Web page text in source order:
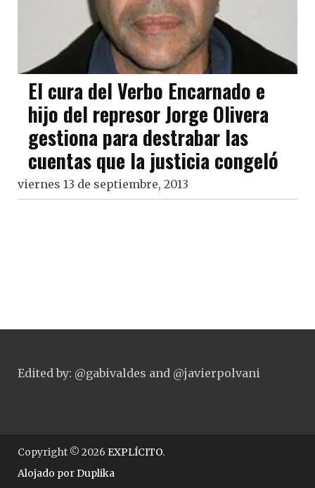
El cura del Verbo Encarnado e
hijo del represor Jorge Olivera
gestiona para destrabar las
cuentas que la justicia congeló
viernes 13 de septiembre, 2013
Edited by: @gabivaldes and @javierpolvani
Copyright © 2026 EXPLÍCITO.
Alojado por Duplika